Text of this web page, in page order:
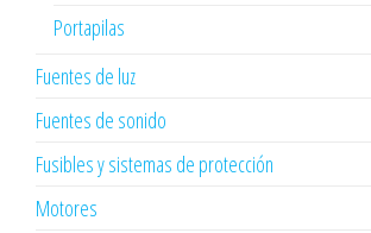
Portapilas
Fuentes de luz
Fuentes de sonido
Fusibles y sistemas de protección
Motores